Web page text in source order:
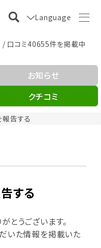
Language
/ 口コミ40655件を掲載中
告する
お知らせ
クチコミ
する
とうございます。
いた情報を掲載いた